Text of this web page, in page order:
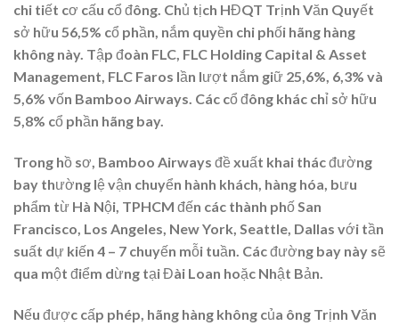
chi tiết cơ cấu cổ đông. Chủ tịch HĐQT Trịnh Văn Quyết
sở hữu 56,5% cổ phần, nắm quyền chi phối hãng hàng
không này. Tập đoàn FLC, FLC Holding Capital & Asset
Management, FLC Faros lần lượt nắm giữ 25,6%, 6,3% và
5,6% vốn Bamboo Airways. Các cổ đông khác chỉ sở hữu
5,8% cổ phần hãng bay.
Trong hồ sơ, Bamboo Airways đề xuất khai thác đường
bay thường lệ vận chuyển hành khách, hàng hóa, bưu
phẩm từ Hà Nội, TPHCM đến các thành phố San
Francisco, Los Angeles, New York, Seattle, Dallas với tần
suất dự kiến 4 – 7 chuyến mỗi tuần. Các đường bay này sẽ
qua một điểm dừng tại Đài Loan hoặc Nhật Bản.
Nếu được cấp phép, hãng hàng không của ông Trịnh Văn